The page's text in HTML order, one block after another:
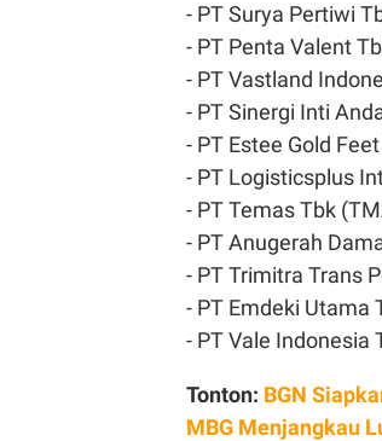
- PT Surya Pertiwi
- PT Penta Valent
- PT Vastland
- PT Sinergi Inti
- PT Estee Gold
- PT Logisticsplus
- PT Temas Tbk
- PT Anugerah
- PT Trimitra Trans
- PT Emdeki Utama
- PT Vale Indonesia
Tonton: BGN
MBG Menjangkau